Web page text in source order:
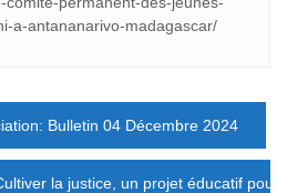
a-antananarivo-madagascar/
Bulletin 04 Décembre 2024
la justice, un projet éducatif pour